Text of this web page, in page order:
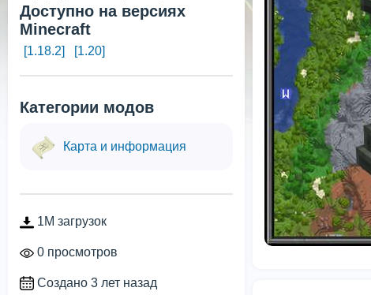
Доступно на версиях
Minecraft
[1.18.2] [1.20]
Категории модов
Карта и информация
1M загрузок
0 просмотров
Создано 3 лет назад